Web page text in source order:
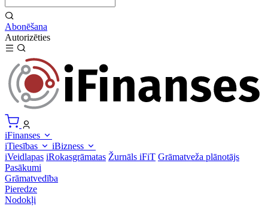
Abonēšana
Autorizēties
iFinanses
iTiesības
iBizness
iVeidlapas iRokasgrāmatas Žurnāls iFiT Grāmatveža plānotājs
Pasākumi
Grāmatvedība
Pieredze
Nodokļi